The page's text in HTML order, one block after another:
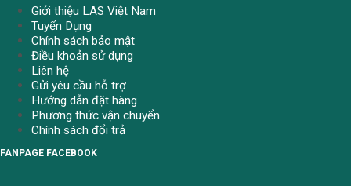
Giới thiệu LAS Việt Nam
Tuyển Dụng
Chính sách bảo mật
Điều khoản sử dụng
Liên hệ
Gửi yêu cầu hỗ trợ
Hướng dẫn đặt hàng
Phương thức vận chuyển
Chính sách đổi trả
FANPAGE FACEBOOK